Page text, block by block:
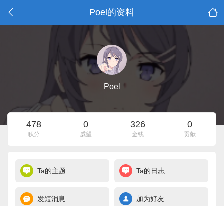
Poel的资料
Poel
478
积分
0
威望
326
金钱
0
贡献
Ta的主题 Ta的日志
发短消息 加为好友